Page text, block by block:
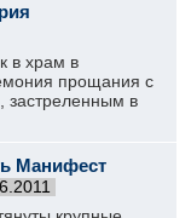
в храм в
прощания с
в
Манифест